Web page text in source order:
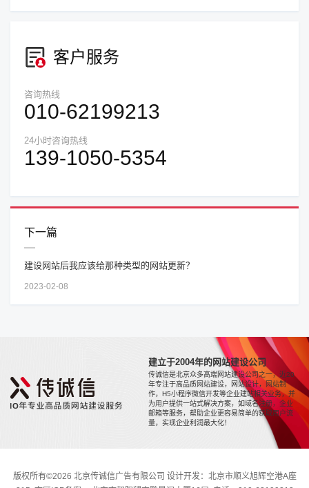
客户服务
咨询热线
010-62199213
24小时咨询热线
139-1050-5354
下一篇
建设网站后我应该给那种类型的网站更新？
2023-02-08
建立于2004年的网站建设公司
传诚信是北京众多高端网站建设公司之一，近20
年专注于高品质网站建设，网站设计，网站制
作，H5小程序微信开发等企业建站相关业务，并
为用户提供一站式解决方案，如域名注册，企业
邮箱等服务，帮助企业更容易简单的获取用户流
量，实现企业利润最大化！
版权所有©2026 北京传诚信广告有限公司 设计开发：北京市顺义旭辉空港A座